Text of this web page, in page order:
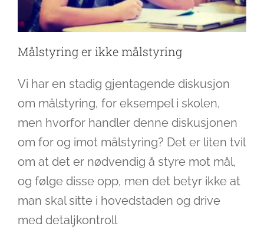
Målstyring er ikke målstyring
Vi har en stadig gjentagende diskusjon
om målstyring, for eksempel i skolen,
men hvorfor handler denne diskusjonen
om for og imot målstyring? Det er liten tvil
om at det er nødvendig å styre mot mål,
og følge disse opp, men det betyr ikke at
man skal sitte i hovedstaden og drive
med detaljkontroll